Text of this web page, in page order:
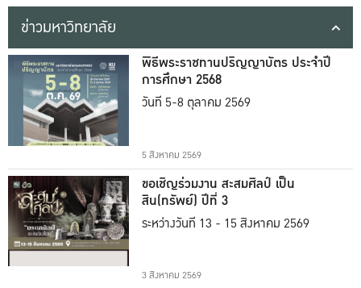
ข่าวมหาวิทยาลัย
พิธีพระราชทานปริญญาบัตร ประจำปี
การศึกษา 2568
วันที่ 5-8 ตุลาคม 2569
5 สิงหาคม 2569
ขอเชิญร่วมงาน สะสมศิลป์ เป็น
สิน(ทรัพย์) ปีที่ 3
ระหว่างวันที่ 13 - 15 สิงหาคม 2569
3 สิงหาคม 2569